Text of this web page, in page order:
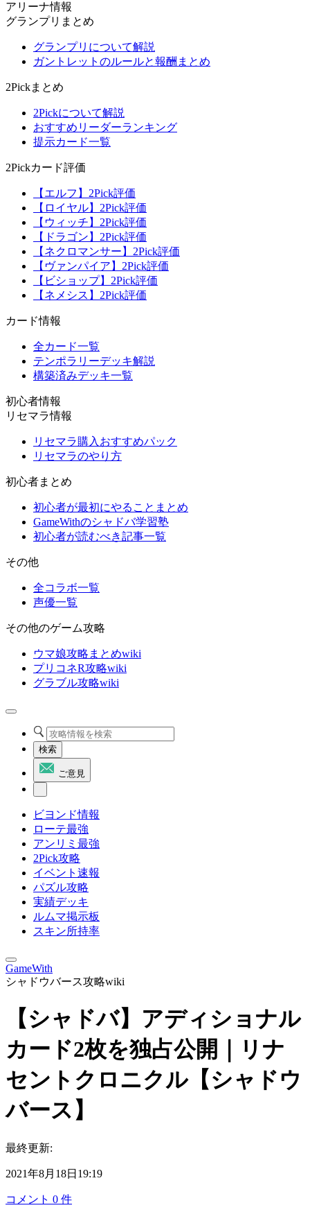
アリーナ情報
グランプリまとめ
グランプリについて解説
ガントレットのルールと報酬まとめ
2Pickまとめ
2Pickについて解説
おすすめリーダーランキング
提示カード一覧
2Pickカード評価
【エルフ】2Pick評価
【ロイヤル】2Pick評価
【ウィッチ】2Pick評価
【ドラゴン】2Pick評価
【ネクロマンサー】2Pick評価
【ヴァンパイア】2Pick評価
【ビショップ】2Pick評価
【ネメシス】2Pick評価
カード情報
全カード一覧
テンポラリーデッキ解説
構築済みデッキ一覧
初心者情報
リセマラ情報
リセマラ購入おすすめパック
リセマラのやり方
初心者まとめ
初心者が最初にやることまとめ
GameWithのシャドバ学習塾
初心者が読むべき記事一覧
その他
全コラボ一覧
声優一覧
その他のゲーム攻略
ウマ娘攻略まとめwiki
プリコネR攻略wiki
グラブル攻略wiki
検索
ご意見
ビヨンド情報
ローテ最強
アンリミ最強
2Pick攻略
イベント速報
パズル攻略
実績デッキ
ルムマ掲示板
スキン所持率
GameWith
シャドウバース攻略wiki
【シャドバ】アディショナル
カード2枚を独占公開｜リナ
セントクロニクル【シャドウ
バース】
最終更新:
2021年8月18日19:19
コメント 0 件